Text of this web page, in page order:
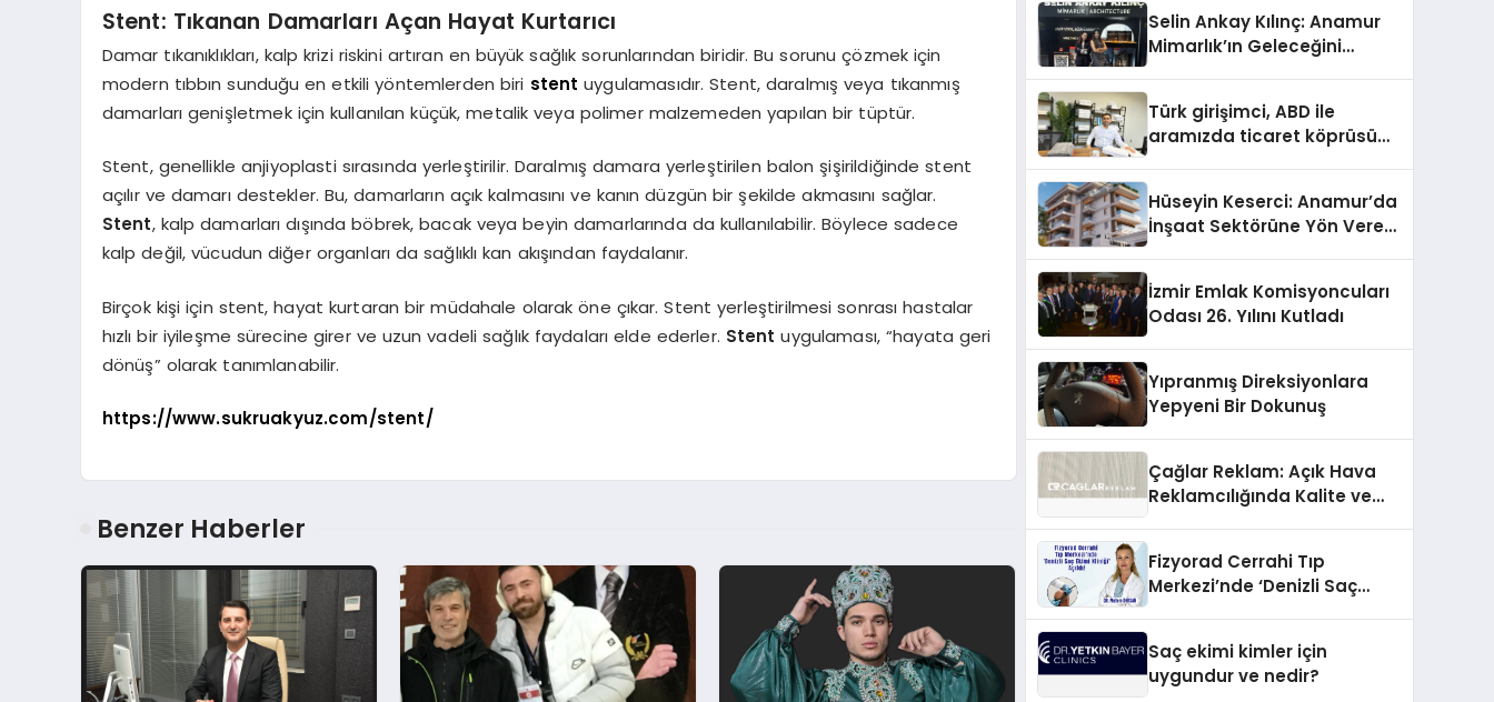
Stent: Tıkanan Damarları Açan Hayat Kurtarıcı
Damar tıkanıklıkları, kalp krizi riskini artıran en büyük sağlık sorunlarından biridir. Bu sorunu çözmek için
modern tıbbın sunduğu en etkili yöntemlerden biri stent uygulamasıdır. Stent, daralmış veya tıkanmış
damarları genişletmek için kullanılan küçük, metalik veya polimer malzemeden yapılan bir tüptür.
Stent, genellikle anjiyoplasti sırasında yerleştirilir. Daralmış damara yerleştirilen balon şişirildiğinde stent
açılır ve damarı destekler. Bu, damarların açık kalmasını ve kanın düzgün bir şekilde akmasını sağlar.
Stent, kalp damarları dışında böbrek, bacak veya beyin damarlarında da kullanılabilir. Böylece sadece
kalp değil, vücudun diğer organları da sağlıklı kan akışından faydalanır.
Birçok kişi için stent, hayat kurtaran bir müdahale olarak öne çıkar. Stent yerleştirilmesi sonrası hastalar
hızlı bir iyileşme sürecine girer ve uzun vadeli sağlık faydaları elde ederler. Stent uygulaması, “hayata geri
dönüş” olarak tanımlanabilir.
https://www.sukruakyuz.com/stent/
Benzer Haberler
Selin Ankay Kılınç: Anamur
Mimarlık’ın Geleceğini
Türk girişimci, ABD ile
aramızda ticaret köprüsü
Hüseyin Keserci: Anamur’da
İnşaat Sektörüne Yön Veren
İzmir Emlak Komisyoncuları
Odası 26. Yılını Kutladı
Yıpranmış Direksiyonlara
Yepyeni Bir Dokunuş
Çağlar Reklam: Açık Hava
Reklamcılığında Kalite ve
Fizyorad Cerrahi Tıp
Merkezi’nde ‘Denizli Saç
Saç ekimi kimler için
uygundur ve nedir?